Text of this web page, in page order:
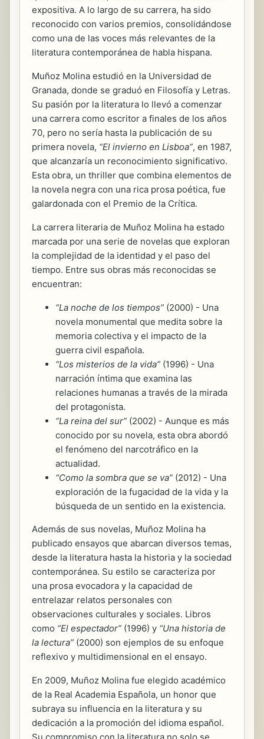
expositiva. A lo largo de su carrera, ha sido
reconocido con varios premios, consolidándose
como una de las voces más relevantes de la
literatura contemporánea de habla hispana.
Muñoz Molina estudió en la Universidad de
Granada, donde se graduó en Filosofía y Letras.
Su pasión por la literatura lo llevó a comenzar
una carrera como escritor a finales de los años
70, pero no sería hasta la publicación de su
primera novela, “El invierno en Lisboa”, en 1987,
que alcanzaría un reconocimiento significativo.
Esta obra, un thriller que combina elementos de
la novela negra con una rica prosa poética, fue
galardonada con el Premio de la Crítica.
La carrera literaria de Muñoz Molina ha estado
marcada por una serie de novelas que exploran
la complejidad de la identidad y el paso del
tiempo. Entre sus obras más reconocidas se
encuentran:
“La noche de los tiempos” (2000) - Una
novela monumental que medita sobre la
memoria colectiva y el impacto de la
guerra civil española.
“Los misterios de la vida” (1996) - Una
narración íntima que examina las
relaciones humanas a través de la mirada
del protagonista.
“La reina del sur” (2002) - Aunque es más
conocido por su novela, esta obra abordó
el fenómeno del narcotráfico en la
actualidad.
“Como la sombra que se va” (2012) - Una
exploración de la fugacidad de la vida y la
búsqueda de un sentido en la existencia.
Además de sus novelas, Muñoz Molina ha
publicado ensayos que abarcan diversos temas,
desde la literatura hasta la historia y la sociedad
contemporánea. Su estilo se caracteriza por
una prosa evocadora y la capacidad de
entrelazar relatos personales con
observaciones culturales y sociales. Libros
como “El espectador” (1996) y “Una historia de
la lectura” (2000) son ejemplos de su enfoque
reflexivo y multidimensional en el ensayo.
En 2009, Muñoz Molina fue elegido académico
de la Real Academia Española, un honor que
subraya su influencia en la literatura y su
dedicación a la promoción del idioma español.